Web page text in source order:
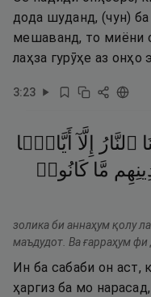
дода шуданд, (чун)
мешаванд, то миёни
лаҳза гурӯҳе аз
3:23
ٱلنَّارُ إِلَّآ أَيَّامًۭا
مَّا كَانُوا۟
золика би аннаҳум қолу
маъдудот. Ва ғарраҳум
Ин ба сабаби он аст,
ҳаргиз ба мо